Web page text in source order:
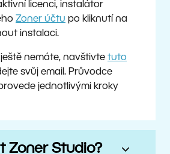
licenci, instalátor
Zoner účtu po kliknutí na
instalaci.
nemáte, navštivte tuto
svůj email. Průvodce
jednotlivými kroky
Zoner Studio?